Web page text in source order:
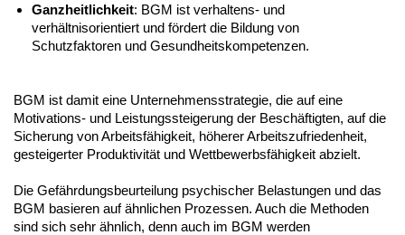
Ganzheitlichkeit: BGM ist verhaltens- und
verhältnisorientiert und fördert die Bildung von
Schutzfaktoren und Gesundheitskompetenzen.
BGM ist damit eine Unternehmensstrategie, die auf eine
Motivations- und Leistungssteigerung der Beschäftigten, auf die
Sicherung von Arbeitsfähigkeit, höherer Arbeitszufriedenheit,
gesteigerter Produktivität und Wettbewerbsfähigkeit abzielt.
Die Gefährdungsbeurteilung psychischer Belastungen und das
BGM basieren auf ähnlichen Prozessen. Auch die Methoden
sind sich sehr ähnlich, denn auch im BGM werden